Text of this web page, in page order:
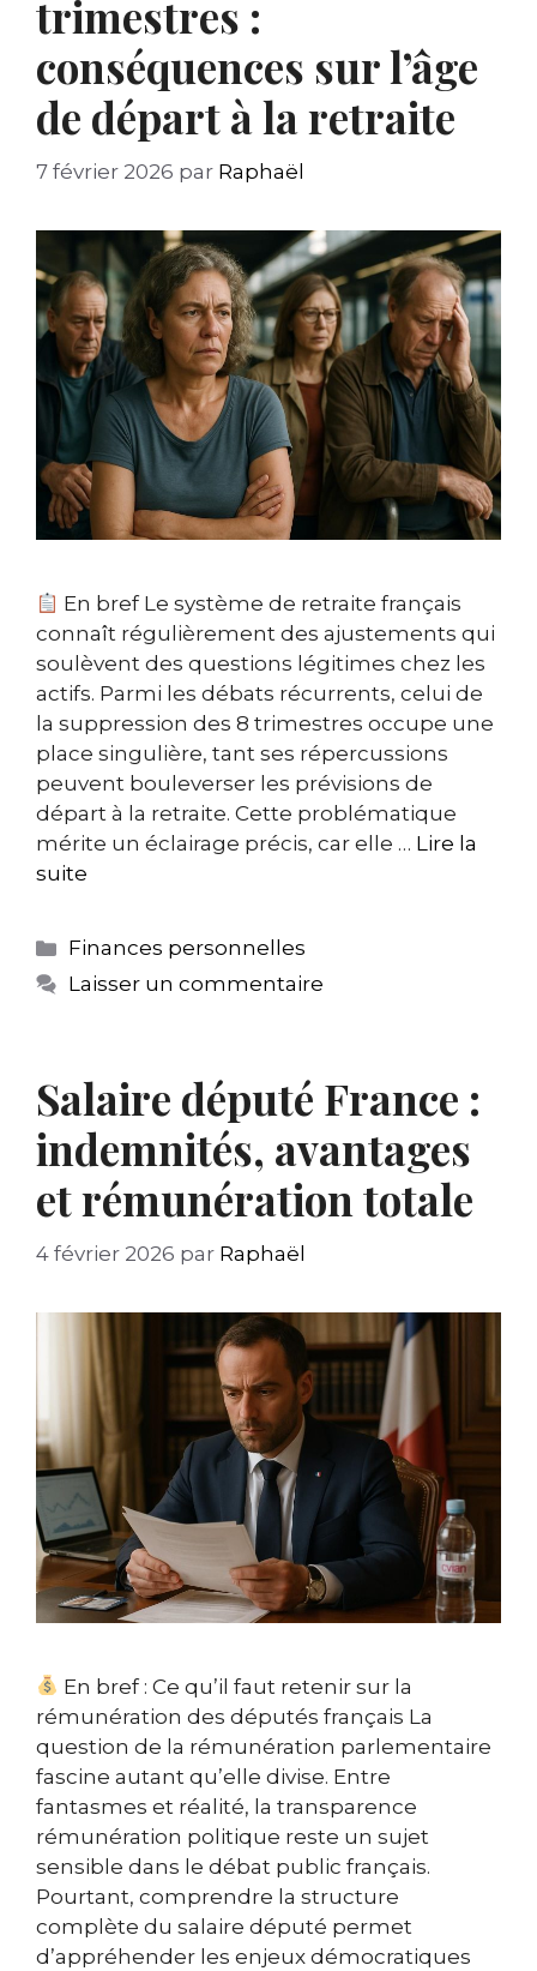
trimestres :
conséquences sur l’âge
de départ à la retraite
7 février 2026 par Raphaël
En bref Le système de retraite français
connaît régulièrement des ajustements qui
soulèvent des questions légitimes chez les
actifs. Parmi les débats récurrents, celui de
la suppression des 8 trimestres occupe une
place singulière, tant ses répercussions
peuvent bouleverser les prévisions de
départ à la retraite. Cette problématique
mérite un éclairage précis, car elle … Lire la
suite
Catégories
Finances personnelles
Laisser un commentaire
Salaire député France :
indemnités, avantages
et rémunération totale
4 février 2026 par Raphaël
En bref : Ce qu’il faut retenir sur la
rémunération des députés français La
question de la rémunération parlementaire
fascine autant qu’elle divise. Entre
fantasmes et réalité, la transparence
rémunération politique reste un sujet
sensible dans le débat public français.
Pourtant, comprendre la structure
complète du salaire député permet
d’appréhender les enjeux démocratiques